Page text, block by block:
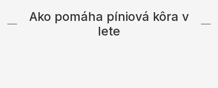
Ako pomáha píniová kôra v
lete